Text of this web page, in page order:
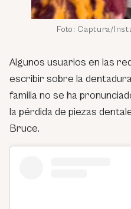
Foto: Captura/
Algunos usuarios en las
escribir sobre la
familia no se ha
la pérdida de piezas
Bruce.